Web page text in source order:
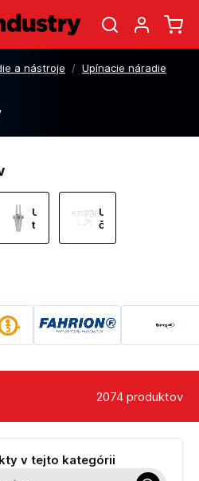
a nástroje / Upínacie náradie
Upínače
tepelné
Uťahovacie
čapy
2074 produktov
v tejto kategórii